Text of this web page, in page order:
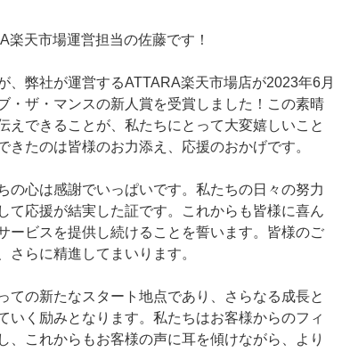
楽天市場運営担当の佐藤です！
、弊社が運営するATTARA楽天市場店が2023年6月
・ザ・マンスの新人賞を受賞しました！この素晴
えできることが、私たちにとって大変嬉しいこと
きたのは皆様のお力添え、応援のおかげです。
の心は感謝でいっぱいです。私たちの日々の努力
て応援が結実した証です。これからも皆様に喜ん
ービスを提供し続けることを誓います。皆様のご
さらに精進してまいります。
ての新たなスタート地点であり、さらなる成長と
いく励みとなります。私たちはお客様からのフィ
、これからもお客様の声に耳を傾けながら、より